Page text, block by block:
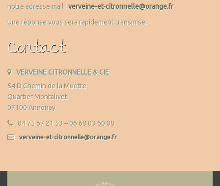
notre adresse mail :verveine-et-citronnelle@orange.fr
Une réponse vous sera rapidement transmise.
Contact
VERVEINE CITRONNELLE & CIE
54 D Chemin de la Muette
Quartier Montalivet
07100 Annonay
04 75 67 21 53 – 06 68 03 60 08
verveine-et-citronnelle@orange.fr